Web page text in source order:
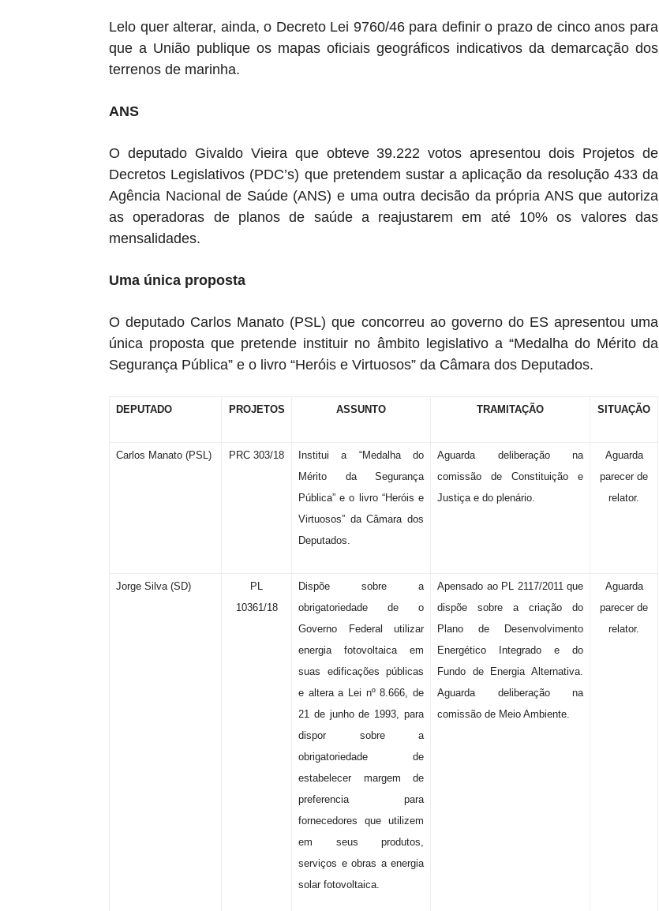
Lelo quer alterar, ainda, o Decreto Lei 9760/46 para definir o prazo de cinco anos para
que a União publique os mapas oficiais geográficos indicativos da demarcação dos
terrenos de marinha.
ANS
O deputado Givaldo Vieira que obteve 39.222 votos apresentou dois Projetos de
Decretos Legislativos (PDC’s) que pretendem sustar a aplicação da resolução 433 da
Agência Nacional de Saúde (ANS) e uma outra decisão da própria ANS que autoriza
as operadoras de planos de saúde a reajustarem em até 10% os valores das
mensalidades.
Uma única proposta
O deputado Carlos Manato (PSL) que concorreu ao governo do ES apresentou uma
única proposta que pretende instituir no âmbito legislativo a “Medalha do Mérito da
Segurança Pública” e o livro “Heróis e Virtuosos” da Câmara dos Deputados.
DEPUTADO PROJETOS ASSUNTO TRAMITAÇÃO SITUAÇÃO
Carlos Manato (PSL) PRC 303/18
Institui a “Medalha do
Mérito da Segurança
Pública” e o livro “Heróis e
Virtuosos” da Câmara dos
Deputados.
Aguarda deliberação na
comissão de Constituição e
Justiça e do plenário.
Aguarda
parecer de
relator.
Jorge Silva (SD)
PL
10361/18
Dispõe sobre a
obrigatoriedade de o
Governo Federal utilizar
energia fotovoltaica em
suas edificações públicas
e altera a Lei nº 8.666, de
21 de junho de 1993, para
dispor sobre a
obrigatoriedade de
estabelecer margem de
preferencia para
fornecedores que utilizem
em seus produtos,
serviços e obras a energia
solar fotovoltaica.
Apensado ao PL 2117/2011 que
dispõe sobre a criação do
Plano de Desenvolvimento
Energético Integrado e do
Fundo de Energia Alternativa.
Aguarda deliberação na
comissão de Meio Ambiente.
Aguarda
parecer de
relator.